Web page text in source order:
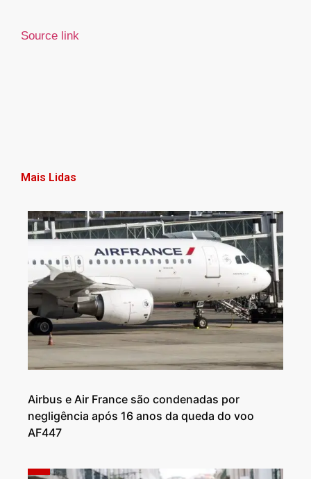
Source link
Mais Lidas
Airbus e Air France são condenadas por
negligência após 16 anos da queda do voo
AF447